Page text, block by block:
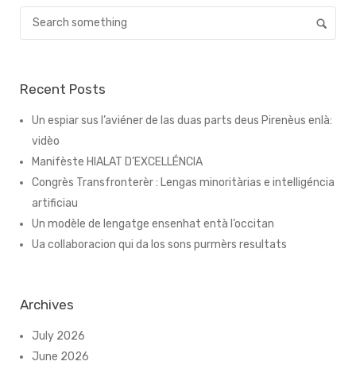
Recent Posts
Un espiar sus l’aviéner de las duas parts deus Pirenèus enlà:
vidèo
Manifèste HIALAT D’EXCELLÉNCIA
Congrès Transfronterèr : Lengas minoritàrias e intelligéncia
artificiau
Un modèle de lengatge ensenhat entà l’occitan
Ua collaboracion qui da los sons purmèrs resultats
Archives
July 2026
June 2026